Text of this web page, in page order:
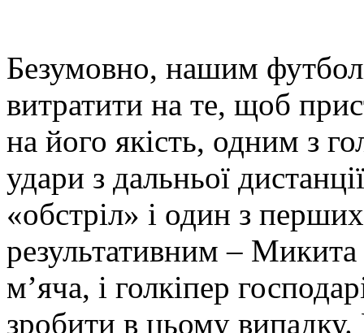
Безумовно, нашим
витратити на те, щоб
на його якість, одним з
удари з дальньої
«обстріл» і один з
результативним –
м’яча, і голкіпер
зробити в цьому